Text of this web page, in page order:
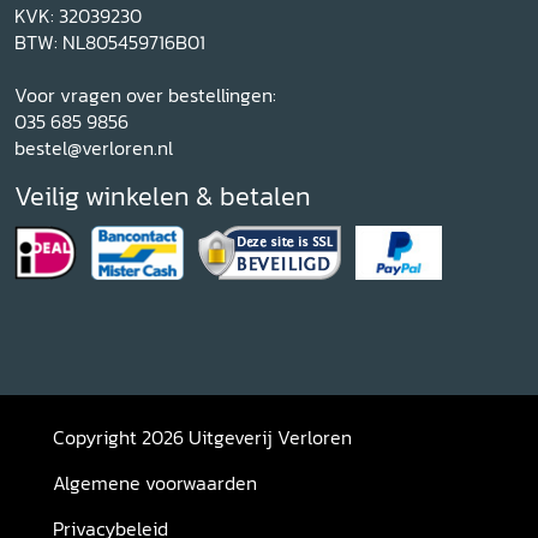
KVK: 32039230
BTW: NL805459716B01
Voor vragen over bestellingen:
035 685 9856
bestel@verloren.nl
Veilig winkelen & betalen
Copyright 2026 Uitgeverij Verloren
Algemene voorwaarden
Privacybeleid